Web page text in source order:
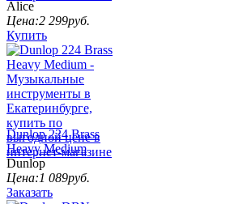
Alice
Цена:2 299руб.
Купить
Dunlop 224 Brass
Heavy Medium
Dunlop
Цена:1 089руб.
Заказать